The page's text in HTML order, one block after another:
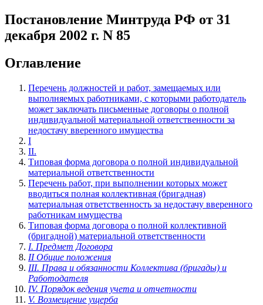
Постановление Минтруда РФ от 31
декабря 2002 г. N 85
Оглавление
Перечень должностей и работ, замещаемых или
выполняемых работниками, с которыми работодатель
может заключать письменные договоры о полной
индивидуальной материальной ответственности за
недостачу вверенного имущества
I
II.
Типовая форма договора о полной индивидуальной
материальной ответственности
Перечень работ, при выполнении которых может
вводиться полная коллективная (бригадная)
материальная ответственность за недостачу вверенного
работникам имущества
Типовая форма договора о полной коллективной
(бригадной) материальной ответственности
I. Предмет Договора
II Общие положения
III. Права и обязанности Коллектива (бригады) и
Работодателя
IV. Порядок ведения учета и отчетности
V. Возмещение ущерба